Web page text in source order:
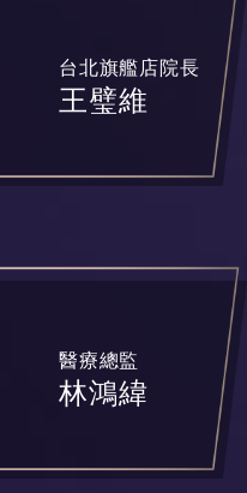
台北旗艦店院長
王璧維
醫療總監
林鴻緯